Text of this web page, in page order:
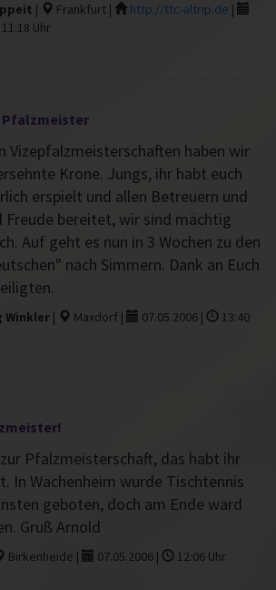
| Frankfurt | http://ttc-altrip.de |
11:18 Uhr
Pfalzmeister
Vizepfalzmeisterschaften haben wir
Krone. Jungs, ihr habt euch
erspielt und allen Betreuern und
Freude bereitet, wir sind mächtig
Auf geht es nun in 3 Wochen zu den
nach Simmern. Dank an Euch
Winkler | Maxdorf | 07.05.2006 |
13:40
Pfalzmeisterschaft, das habt ihr
In Wachenheim wurde Tischtennis
geboten, doch am Ende ward
Gruß Arnold
Birkenheide | 07.05.2006 | 12:06 Uhr